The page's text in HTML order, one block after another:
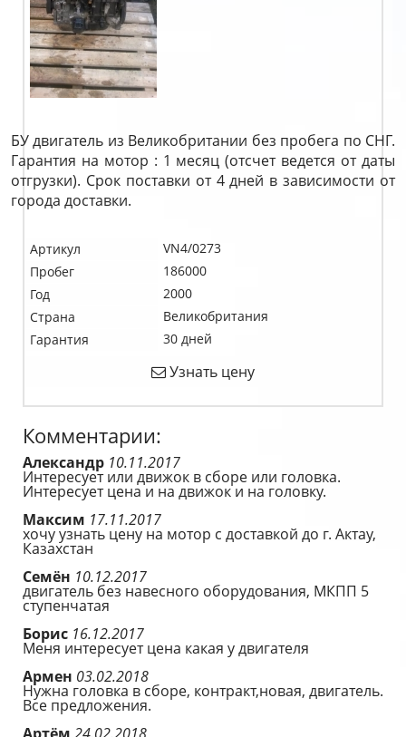
БУ двигатель из Великобритании без пробега по СНГ.
Гарантия на мотор : 1 месяц (отсчет ведется от даты
отгрузки). Срок поставки от 4 дней в зависимости от
города доставки.
Артикул
VN4/0273
Пробег
186000
Год
2000
Страна
Великобритания
Гарантия
30 дней
Узнать цену
Комментарии:
Александр 10.11.2017
Интересует или движок в сборе или головка.
Интересует цена и на движок и на головку.
Максим 17.11.2017
хочу узнать цену на мотор с доставкой до г. Актау,
Казахстан
Семён 10.12.2017
двигатель без навесного оборудования, МКПП 5
ступенчатая
Борис 16.12.2017
Меня интересует цена какая у двигателя
Армен 03.02.2018
Нужна головка в сборе, контракт,новая, двигатель.
Все предложения.